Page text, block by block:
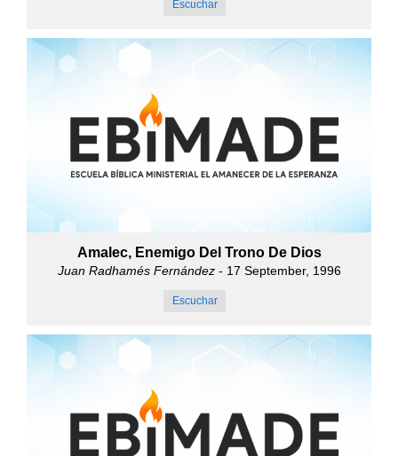
Escuchar
Amalec, Enemigo Del Trono De Dios
Juan Radhamés Fernández- 17 September, 1996
Escuchar